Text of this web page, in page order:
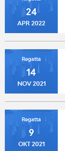
24
APR 2022
Regatta
14
NOV 2021
Regatta
9
OKT 2021